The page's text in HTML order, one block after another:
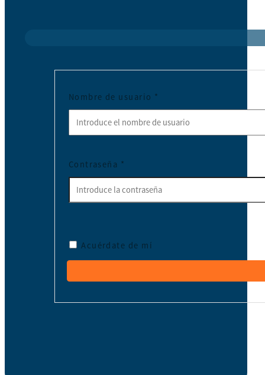
Nombre de usuario *
Contraseña *
Acuérdate de mí